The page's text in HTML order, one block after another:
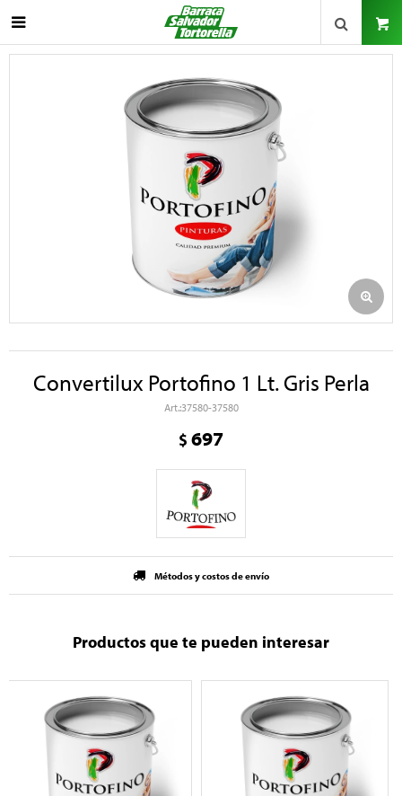

Convertilux Portofino 1 Lt. Gris Perla
37580-37580
$ 697
Métodos y costos de envío
Productos que te pueden interesar